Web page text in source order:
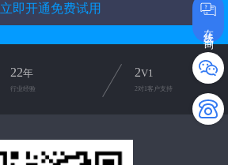
在线咨询
立即开通免费试用
22年
行业经验
2V1
2对1客户支持